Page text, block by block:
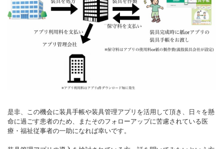
是非、この機会に装具手帳や装具管理アプリを活用して頂き、日々を懸
命に過ごす患者のため、またそのフォローアップに苦慮されている医
療・福祉従事者の一助になれば幸いです。